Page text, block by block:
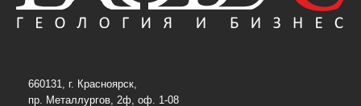
660131, г. Красноярск,
пр. Металлургов, 2ф, оф. 1-08